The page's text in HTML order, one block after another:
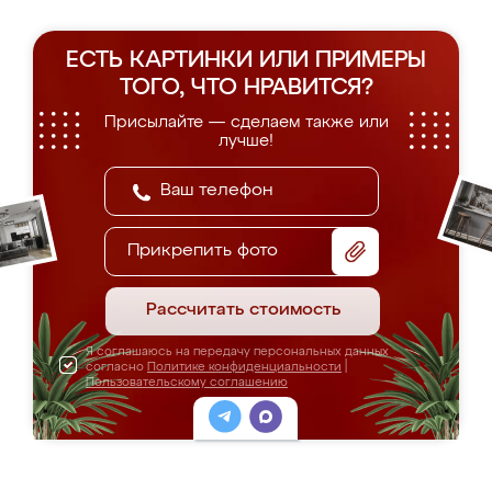
ЕСТЬ КАРТИНКИ ИЛИ ПРИМЕРЫ
ТОГО, ЧТО НРАВИТСЯ?
Присылайте — сделаем также или
лучше!
Прикрепить фото
Рассчитать стоимость
Я соглашаюсь на передачу персональных данных
согласно Политике конфиденциальности
Пользовательскому соглашению